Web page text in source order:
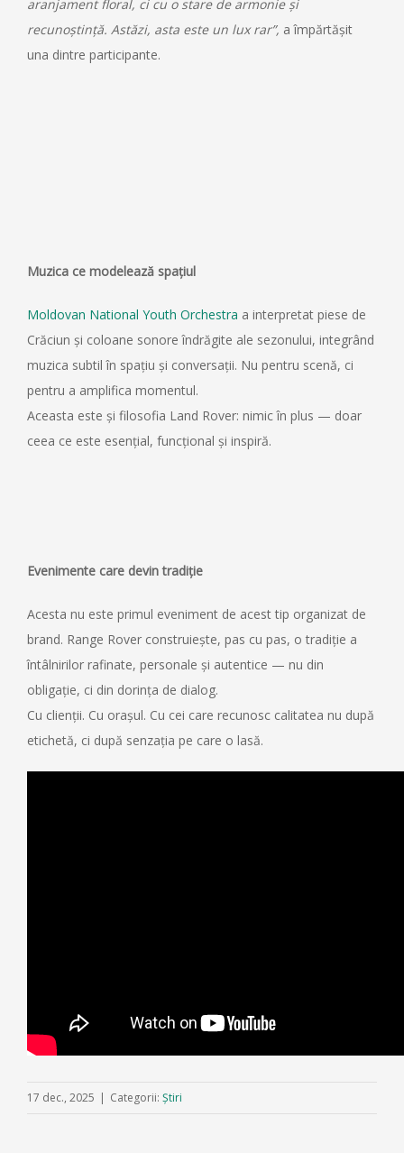
aranjament floral, ci cu o stare de armonie și
recunoștință. Astăzi, asta este un lux rar”, a împărtășit
una dintre participante.
Muzica ce modelează spațiul
Moldovan National Youth Orchestra a interpretat piese de
Crăciun și coloane sonore îndrăgite ale sezonului, integrând
muzica subtil în spațiu și conversații. Nu pentru scenă, ci
pentru a amplifica momentul.
Aceasta este și filosofia Land Rover: nimic în plus — doar
ceea ce este esențial, funcțional și inspiră.
Evenimente care devin tradiție
Acesta nu este primul eveniment de acest tip organizat de
brand. Range Rover construiește, pas cu pas, o tradiție a
întâlnirilor rafinate, personale și autentice — nu din
obligație, ci din dorința de dialog.
Cu clienții. Cu orașul. Cu cei care recunosc calitatea nu după
etichetă, ci după senzația pe care o lasă.
17 dec., 2025 | Categorii: Știri